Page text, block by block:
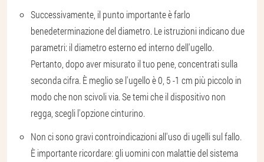
Successivamente, il punto importante è farlo
benedeterminazione del diametro. Le istruzioni indicano due
parametri: il diametro esterno ed interno dell'ugello.
Pertanto, dopo aver misurato il tuo pene, concentrati sulla
seconda cifra. È meglio se l'ugello è 0, 5 -1 cm più piccolo in
modo che non scivoli via. Se temi che il dispositivo non
regga, scegli l'opzione cinturino.
Non ci sono gravi controindicazioni all'uso di ugelli sul fallo.
È importante ricordare: gli uomini con malattie del sistema